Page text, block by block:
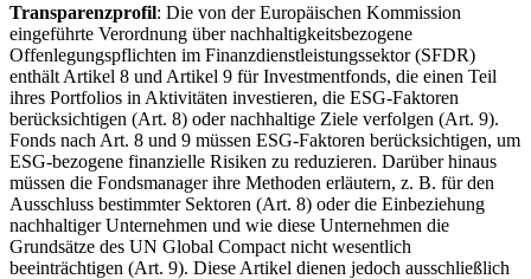
Transparenzprofil: Die von der Europäischen Kommission
eingeführte Verordnung über nachhaltigkeitsbezogene
Offenlegungspflichten im Finanzdienstleistungssektor (SFDR)
enthält Artikel 8 und Artikel 9 für Investmentfonds, die einen Teil
ihres Portfolios in Aktivitäten investieren, die ESG-Faktoren
berücksichtigen (Art. 8) oder nachhaltige Ziele verfolgen (Art. 9).
Fonds nach Art. 8 und 9 müssen ESG-Faktoren berücksichtigen, um
ESG-bezogene finanzielle Risiken zu reduzieren. Darüber hinaus
müssen die Fondsmanager ihre Methoden erläutern, z. B. für den
Ausschluss bestimmter Sektoren (Art. 8) oder die Einbeziehung
nachhaltiger Unternehmen und wie diese Unternehmen die
Grundsätze des UN Global Compact nicht wesentlich
beeinträchtigen (Art. 9). Diese Artikel dienen jedoch ausschließlich